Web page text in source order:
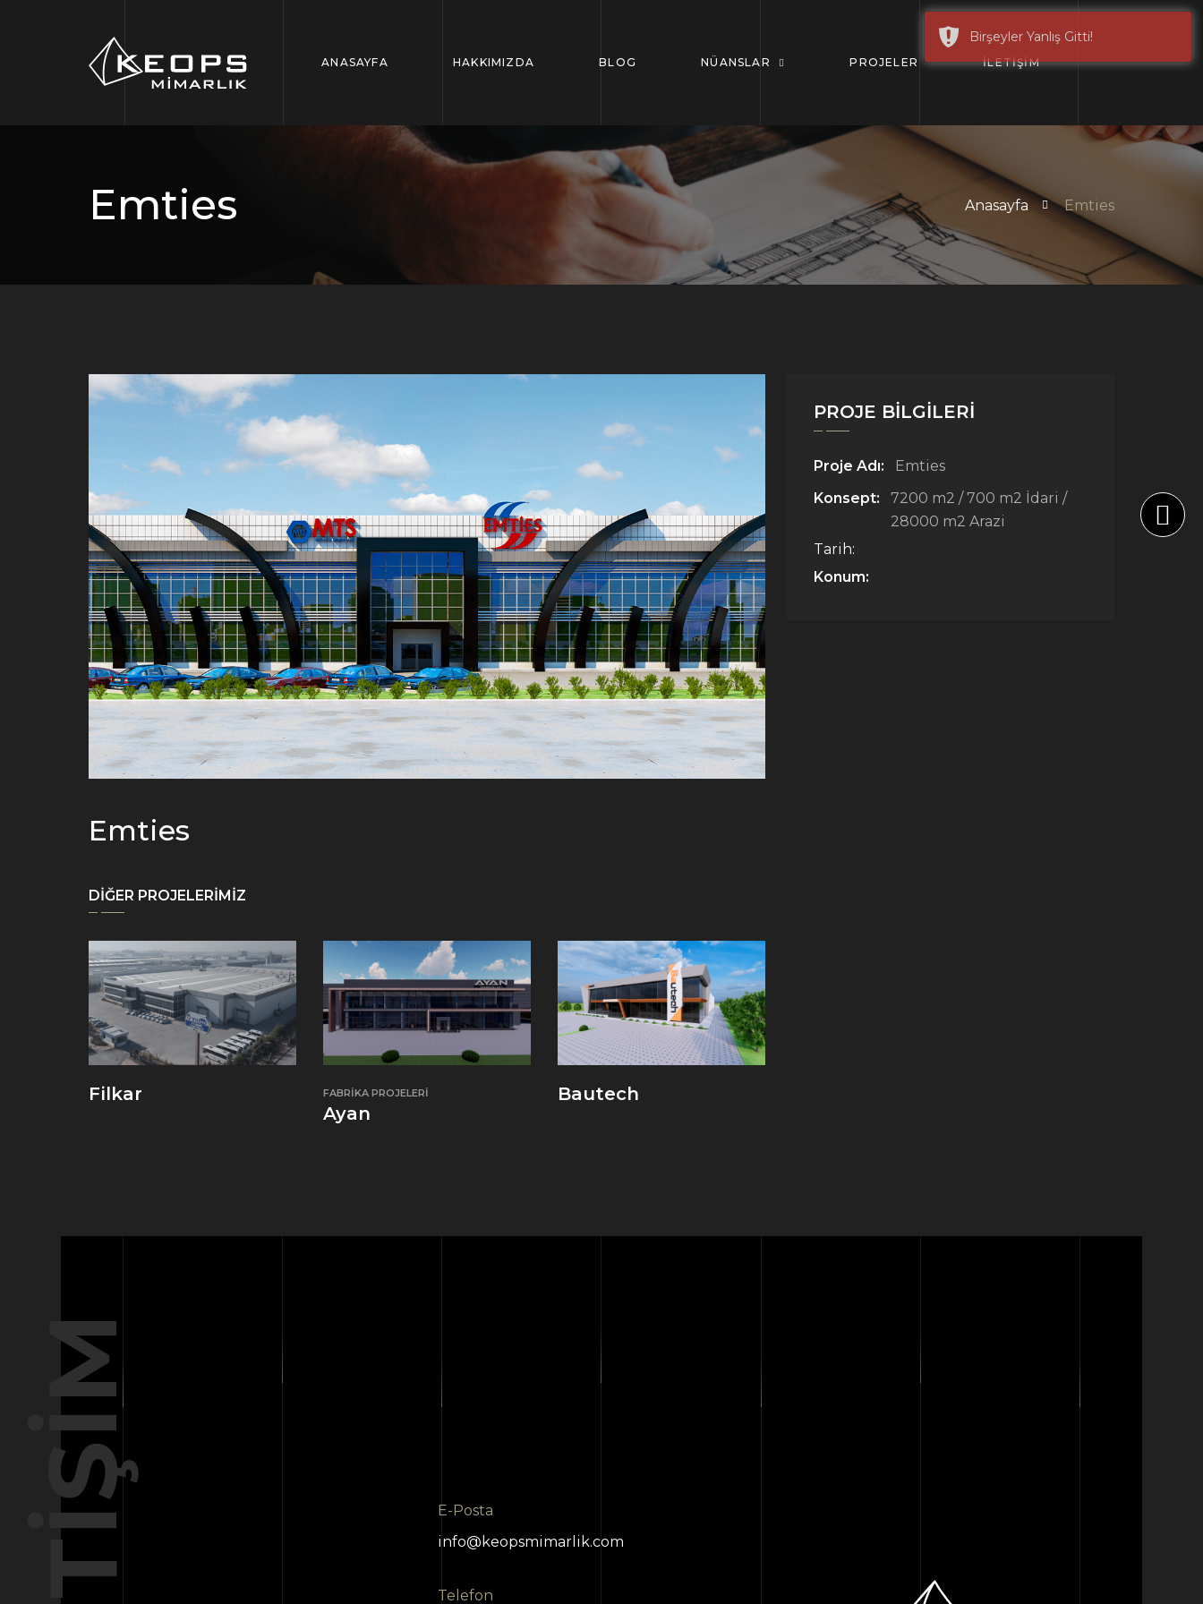
ANASAYFA HAKKIMIZDA BLOG NÜANSLAR PROJELER İLETİŞİM
Emties Anasayfa Emties
Emties
DİĞER PROJELERİMİZ
Filkar FABRIKA PROJELERI
Ayan
Bautech
PROJE BILGILERI
Proje Adı:
Emties
Konsept:
7200 m2 / 700 m2 İdari /
28000 m2 Arazi
Tarih:
Konum:
E-Posta
info@keopsmimarlik.com
Telefon
Birşeyler Yanlış Gitti!